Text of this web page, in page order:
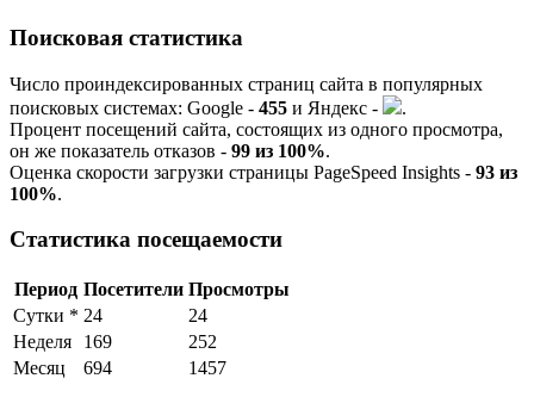
Поисковая статистика
Число проиндексированных страниц сайта в популярных
поисковых системах: Google - 455 и Яндекс -
.
Процент посещений сайта, состоящих из одного просмотра,
он же показатель отказов - 99 из 100%.
Оценка скорости загрузки страницы PageSpeed Insights - 93 из
100%.
Статистика посещаемости
Период Посетители Просмотры
Сутки * 24
24
Неделя
169
252
Месяц
694 1457